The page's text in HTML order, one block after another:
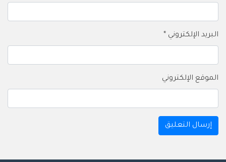
البريد الإلكتروني *
الموقع الإلكتروني